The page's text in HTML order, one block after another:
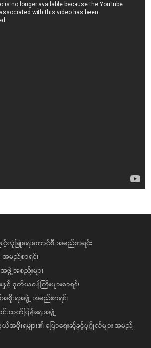
လုံခြုံရေးကောင်စီ အမည်စာရင်း
မည်စာရင်း
ဖွဲ့အစည်းများ
င့် ဒုတိယဝန်ကြီးများစာရင်း
စိုးရအဖွဲ့ အမည်စာရင်း
းထုတ်ပြန်ရေးအဖွဲ့
အစိုးရများ၏ ပြောရေးဆိုခွင့်ပုဂ္ဂိုလ်များ အမည်